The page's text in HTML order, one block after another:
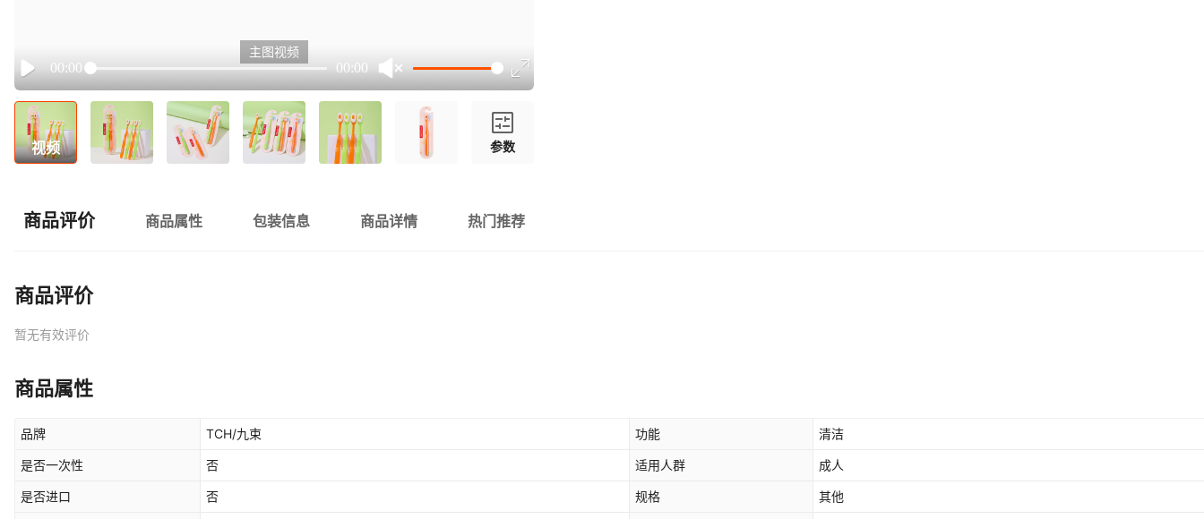
Play
00:00 00:00
主图视频
视频 参数
商品评价 商品属性 包装信息 商品详情 热门推荐
商品评价
暂无有效评价
商品属性
品牌 TCH/九束 功能 清洁
是否一次性 否 适用人群 成人
是否进口 否 规格 其他